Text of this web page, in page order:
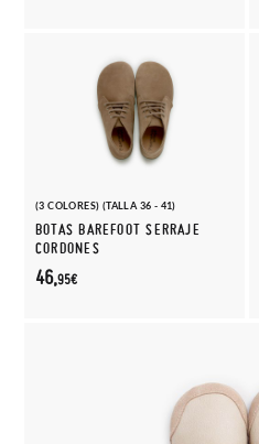
(3 COLORES) (TALLA 36 - 41)
BOTAS BAREFOOT SERRAJE
CORDONES
46,95€